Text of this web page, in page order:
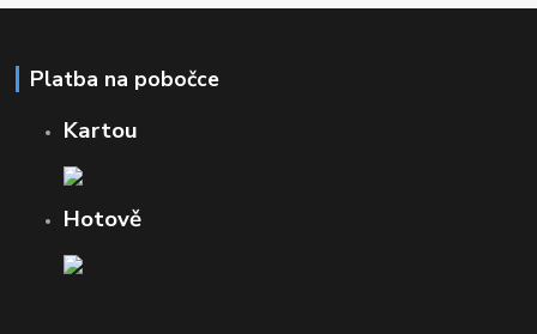
Platba na pobočce
Kartou
Hotově